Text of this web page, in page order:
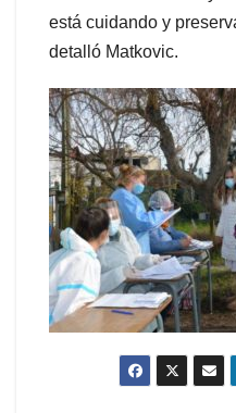
está cuidando y
detalló Matkovic.